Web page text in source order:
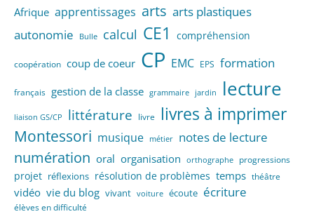
Afrique apprentissages arts arts plastiques
autonomie
Bulle calcul CE1 compréhension
coopération coup de coeur CP EMC EPS formation
français gestion de la classe grammaire jardin lecture
liaison GS/CP littérature livre livres à imprimer
Montessori musique métier notes de lecture
numération oral organisation orthographe progressions
projet réflexions résolution de problèmes temps théâtre
vidéo vie du blog vivant voiture écoute écriture
élèves en difficulté